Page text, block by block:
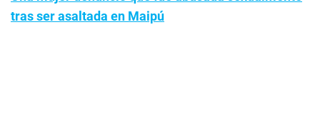
tras ser asaltada en Maipú